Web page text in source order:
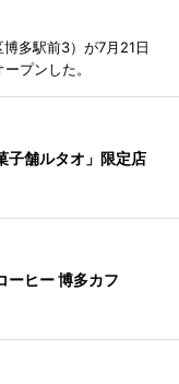
多駅前3）が7月21日
プンした。
子舗ルタオ」限定店
ーヒー 博多カフ